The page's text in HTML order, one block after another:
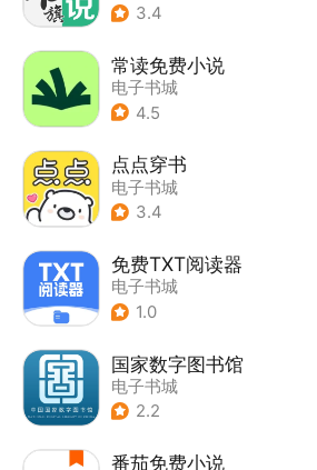
3.4
常读免费小说
电子书城
4.5
点点穿书
电子书城
3.4
免费TXT阅读器
电子书城
1.0
国家数字图书馆
电子书城
2.2
番茄免费小说